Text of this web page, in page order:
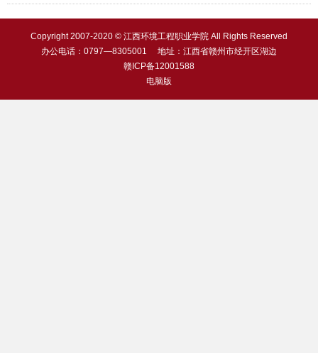
Copyright 2007-2020 © 江西环境工程职业学院 All Rights Reserved
办公电话：0797—8305001 地址：江西省赣州市经开区湖边
赣ICP备12001588
电脑版